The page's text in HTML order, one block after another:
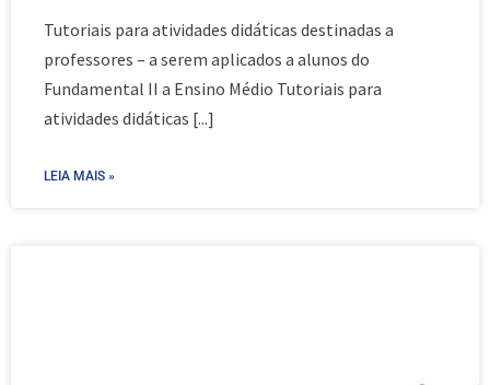
Tutoriais para atividades didáticas destinadas a
professores – a serem aplicados a alunos do
Fundamental II a Ensino Médio Tutoriais para
atividades didáticas [...]
LEIA MAIS »